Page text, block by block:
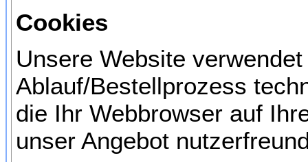
Cookies
Unsere Website
Ablauf/Bestellprozess
die Ihr Webbrowser auf
unser Angebot